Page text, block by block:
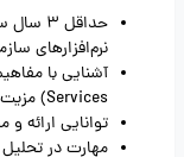
نرم‌افزارهای
Services) مزیت محسوب می‌شود؛
توانایی ارائه
مهارت در تحلیل